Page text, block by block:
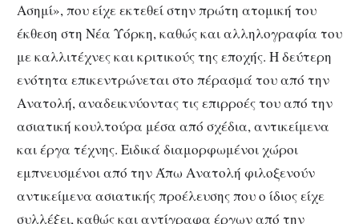
Ασημί», που είχε εκτεθεί στην πρώτη ατομική του
έκθεση στη Νέα Υόρκη, καθώς και αλληλογραφία του
με καλλιτέχνες και κριτικούς της εποχής. Η δεύτερη
ενότητα επικεντρώνεται στο πέρασμά του από την
Ανατολή, αναδεικνύοντας τις επιρροές του από την
ασιατική κουλτούρα μέσα από σχέδια, αντικείμενα
και έργα τέχνης. Ειδικά διαμορφωμένοι χώροι
εμπνευσμένοι από την Άπω Ανατολή φιλοξενούν
αντικείμενα ασιατικής προέλευσης που ο ίδιος είχε
συλλέξει, καθώς και αντίγραφα έργων από την